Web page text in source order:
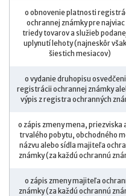
o obnovenie platnosti
ochrannej známky pre
triedy tovarov a služieb
uplynutí lehoty (najneskôr
šiestich mesiacov)
o vydanie druhopisu
registrácii ochrannej známky
výpis z registra ochranných
o zápis zmeny mena, priezviska
trvalého pobytu, obchodného
názvu alebo sídla majiteľa
známky (za každú ochrannú
o zápis zmeny majiteľa
známky (za každú ochrannú